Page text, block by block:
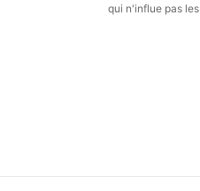
qui n'influe pas